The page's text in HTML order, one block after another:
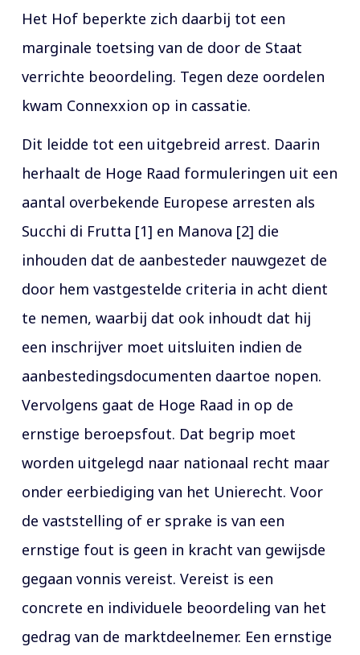
Het Hof beperkte zich daarbij tot een
marginale toetsing van de door de Staat
verrichte beoordeling. Tegen deze oordelen
kwam Connexxion op in cassatie.
Dit leidde tot een uitgebreid arrest. Daarin
herhaalt de Hoge Raad formuleringen uit een
aantal overbekende Europese arresten als
Succhi di Frutta [1] en Manova [2] die
inhouden dat de aanbesteder nauwgezet de
door hem vastgestelde criteria in acht dient
te nemen, waarbij dat ook inhoudt dat hij
een inschrijver moet uitsluiten indien de
aanbestedingsdocumenten daartoe nopen.
Vervolgens gaat de Hoge Raad in op de
ernstige beroepsfout. Dat begrip moet
worden uitgelegd naar nationaal recht maar
onder eerbiediging van het Unierecht. Voor
de vaststelling of er sprake is van een
ernstige fout is geen in kracht van gewijsde
gegaan vonnis vereist. Vereist is een
concrete en individuele beoordeling van het
gedrag van de marktdeelnemer. Een ernstige